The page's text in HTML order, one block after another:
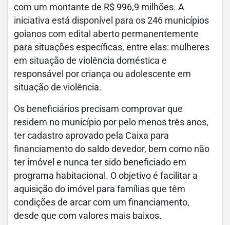
com um montante de R$ 996,9 milhões. A
iniciativa está disponível para os 246 municípios
goianos com edital aberto permanentemente
para situações específicas, entre elas: mulheres
em situação de violência doméstica e
responsável por criança ou adolescente em
situação de violência.
Os beneficiários precisam comprovar que
residem no município por pelo menos três anos,
ter cadastro aprovado pela Caixa para
financiamento do saldo devedor, bem como não
ter imóvel e nunca ter sido beneficiado em
programa habitacional. O objetivo é facilitar a
aquisição do imóvel para famílias que têm
condições de arcar com um financiamento,
desde que com valores mais baixos.